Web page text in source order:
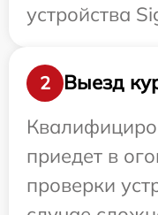
устройства
2
Выезд
приедет в
проверки